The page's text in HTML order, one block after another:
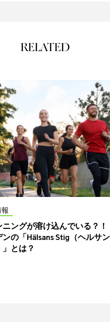
RELATED
立ち情報
ドとトレイル、どう走る？
するハイブリッドシューズの